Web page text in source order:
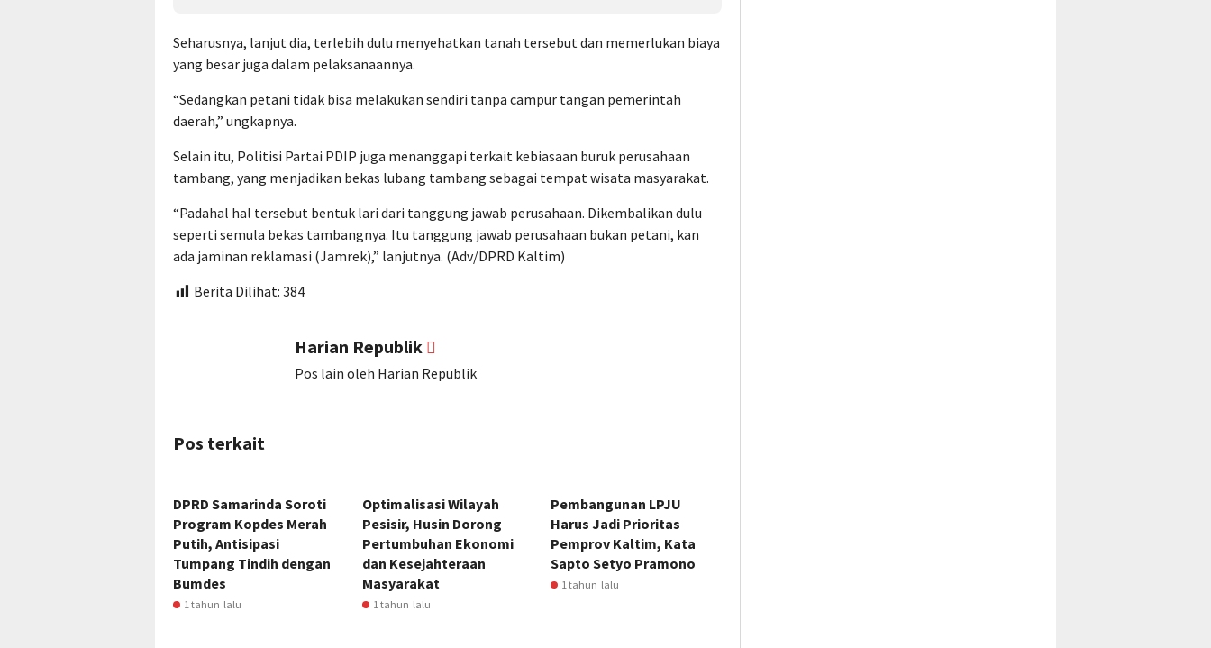
Seharusnya, lanjut dia, terlebih dulu menyehatkan tanah tersebut dan memerlukan biaya
yang besar juga dalam pelaksanaannya.
“Sedangkan petani tidak bisa melakukan sendiri tanpa campur tangan pemerintah
daerah,” ungkapnya.
Selain itu, Politisi Partai PDIP juga menanggapi terkait kebiasaan buruk perusahaan
tambang, yang menjadikan bekas lubang tambang sebagai tempat wisata masyarakat.
“Padahal hal tersebut bentuk lari dari tanggung jawab perusahaan. Dikembalikan dulu
seperti semula bekas tambangnya. Itu tanggung jawab perusahaan bukan petani, kan
ada jaminan reklamasi (Jamrek),” lanjutnya. (Adv/DPRD Kaltim)
Berita Dilihat: 384
Harian Republik
Pos lain oleh Harian Republik
Pos terkait
DPRD Samarinda Soroti
Program Kopdes Merah
Putih, Antisipasi
Tumpang Tindih dengan
Bumdes
1 tahun lalu
Optimalisasi Wilayah
Pesisir, Husin Dorong
Pertumbuhan Ekonomi
dan Kesejahteraan
Masyarakat
1 tahun lalu
Pembangunan LPJU
Harus Jadi Prioritas
Pemprov Kaltim, Kata
Sapto Setyo Pramono
1 tahun lalu